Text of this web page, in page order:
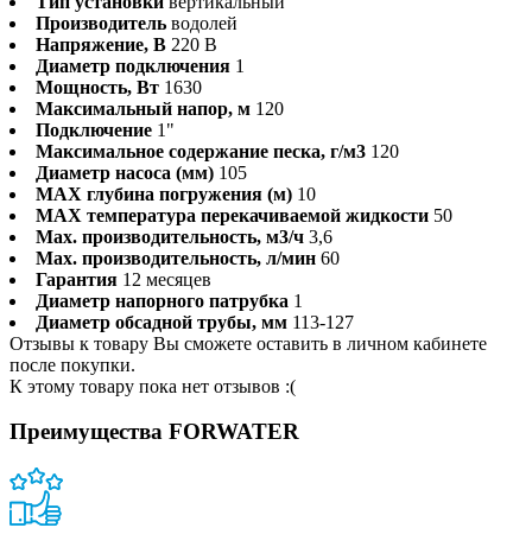
Производитель водолей
Напряжение, В 220 В
Диаметр подключения 1
Мощность, Вт 1630
Максимальный напор, м 120
Подключение 1"
Максимальное содержание песка, г/м3 120
Диаметр насоса (мм) 105
MAX глубина погружения (м) 10
MAX температура перекачиваемой жидкости 50
Max. производительность, м3/ч 3,6
Max. производительность, л/мин 60
Гарантия 12 месяцев
Диаметр напорного патрубка 1
Диаметр обсадной трубы, мм 113-127
Отзывы к товару Вы сможете оставить в личном кабинете
после покупки.
К этому товару пока нет отзывов :(
Преимущества FORWATER